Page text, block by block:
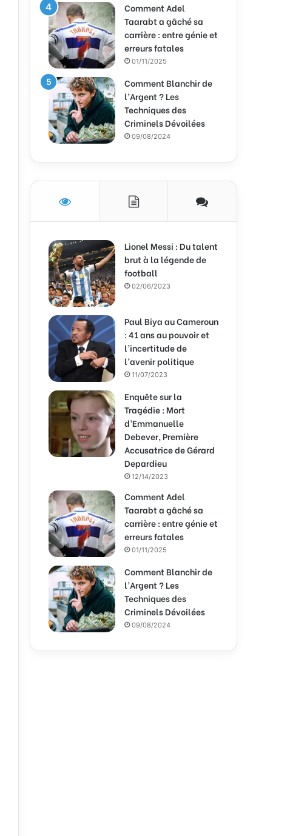
Comment Adel
Taarabt a gâché sa
carrière : entre génie et
erreurs fatales
01/11/2025
Comment Blanchir de
l’Argent ? Les
Techniques des
Criminels Dévoilées
09/08/2024
Lionel Messi : Du talent
brut à la légende de
football
02/06/2023
Paul Biya au Cameroun
: 41 ans au pouvoir et
l’incertitude de
l’avenir politique
11/07/2023
Enquête sur la
Tragédie : Mort
d’Emmanuelle
Debever, Première
Accusatrice de Gérard
Depardieu
12/14/2023
Comment Adel
Taarabt a gâché sa
carrière : entre génie et
erreurs fatales
01/11/2025
Comment Blanchir de
l’Argent ? Les
Techniques des
Criminels Dévoilées
09/08/2024